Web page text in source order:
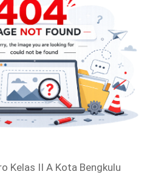
Kelas II A Kota Bengkulu